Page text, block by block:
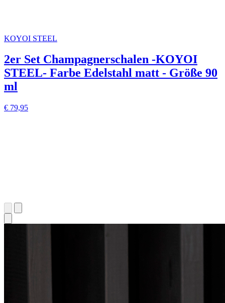
KOYOI STEEL
2er Set Champagnerschalen -KOYOI
STEEL- Farbe Edelstahl matt - Größe 90
ml
€ 79,95